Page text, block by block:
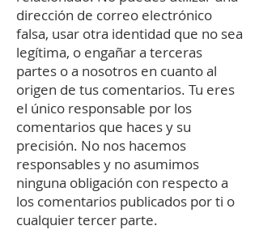
dirección de correo electrónico
falsa, usar otra identidad que no sea
legítima, o engañar a terceras
partes o a nosotros en cuanto al
origen de tus comentarios. Tu eres
el único responsable por los
comentarios que haces y su
precisión. No nos hacemos
responsables y no asumimos
ninguna obligación con respecto a
los comentarios publicados por ti o
cualquier tercer parte.